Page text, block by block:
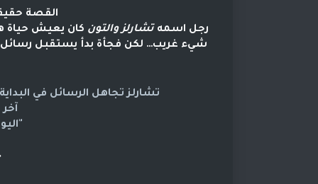
القصة حقيقية،
رجل اسمهتشارلز والتون كان يعيش حياة
شيء غريب… لكن فجأة بدأ يستقبل
تشارلز تجاهل الرسائل في